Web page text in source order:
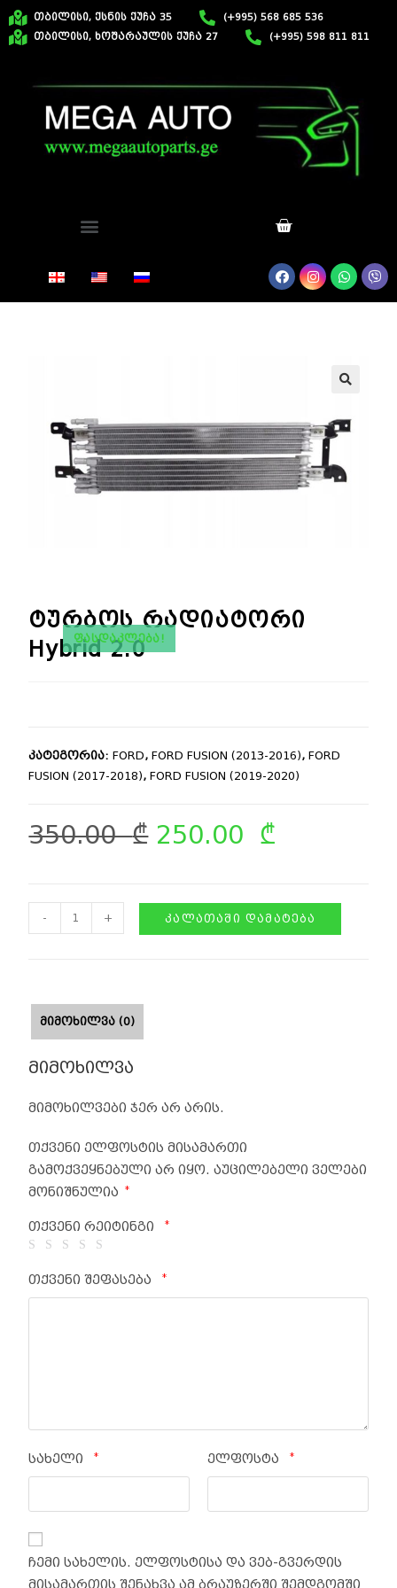
თბილისი, ქსნის ქუჩა 35
(+995) 568 685 536
თბილისი, ხოშარაულის ქუჩა 27
(+995) 598 811 811
ᲤᲐᲡᲓᲐᲙᲚᲔᲑᲐ!
ტურბოს რადიატორი
Hybrid 2.0
კატეგორია:FORD,FORD FUSION (2013-2016),FORD
FUSION (2017-2018),FORD FUSION (2019-2020)
350.00₾ 250.00 ₾
- + ᲙᲐᲚᲐᲗᲐᲨᲘ ᲓᲐᲛᲐᲢᲔᲑᲐ
ᲛᲘᲛᲝᲮᲘᲚᲕᲐ (0)
მიმოხილვა
მიმოხილვები ჯერ არ არის.
თქვენი ელფოსტის მისამართი
გამოქვეყნებული არ იყო. აუცილებელი ველები
მონიშნულია
*
თქვენი რეიტინგი *
თქვენი შეფასება *
სახელი * ელფოსტა *
ჩემი სახელის. ელფოსტისა და ვებ-გვერდის
მისამართის შენახვა ამ ბრაუზერში შემდგომში